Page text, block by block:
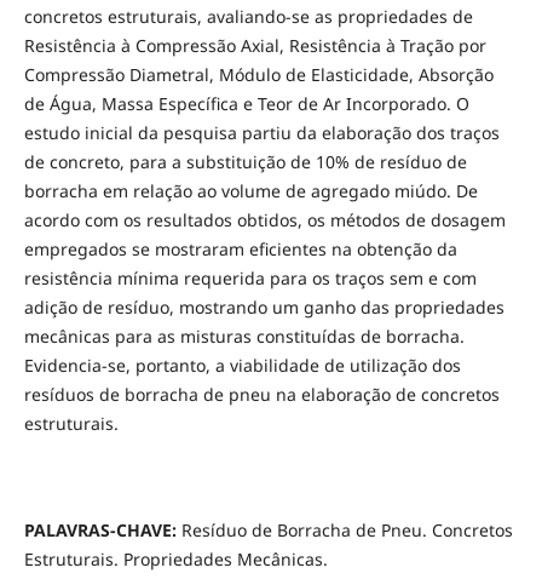
concretos estruturais, avaliando-se as propriedades de
Resistência à Compressão Axial, Resistência à Tração por
Compressão Diametral, Módulo de Elasticidade, Absorção
de Água, Massa Específica e Teor de Ar Incorporado. O
estudo inicial da pesquisa partiu da elaboração dos traços
de concreto, para a substituição de 10% de resíduo de
borracha em relação ao volume de agregado miúdo. De
acordo com os resultados obtidos, os métodos de dosagem
empregados se mostraram eficientes na obtenção da
resistência mínima requerida para os traços sem e com
adição de resíduo, mostrando um ganho das propriedades
mecânicas para as misturas constituídas de borracha.
Evidencia-se, portanto, a viabilidade de utilização dos
resíduos de borracha de pneu na elaboração de concretos
estruturais.
PALAVRAS-CHAVE: Resíduo de Borracha de Pneu. Concretos
Estruturais. Propriedades Mecânicas.